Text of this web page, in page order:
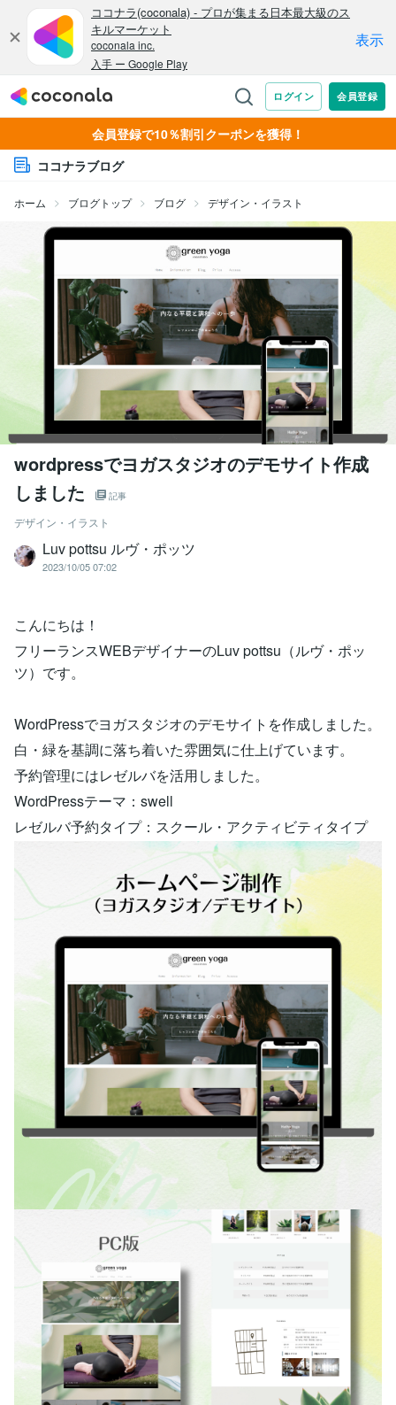
会員登録で10％割引クーポンを獲得！
ココナラブログ
ホーム ブログトップ ブログ デザイン・イラスト
wordpressでヨガスタジオのデモサイト作成
しました
記事
デザイン・イラスト
Luv pottsu ルヴ・ポッツ
2023/10/05 07:02
こんにちは！
フリーランスWEBデザイナーのLuv pottsu（ルヴ・ポッ
ツ）です。
WordPressでヨガスタジオのデモサイトを作成しました。
白・緑を基調に落ち着いた雰囲気に仕上げています。
予約管理にはレゼルバを活用しました。
WordPressテーマ：swell
レゼルバ予約タイプ：スクール・アクティビティタイプ